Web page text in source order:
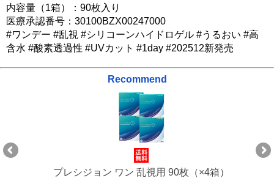
内容量（1箱）：90枚入り
医療承認番号：30100BZX00247000
#ワンデー #乱視 #シリコーンハイドロゲル #うるおい #高
含水 #酸素透過性 #UVカット #1day #202512新発売
Recommend
プレシジョン ワン 乱視用 90枚（×4箱）